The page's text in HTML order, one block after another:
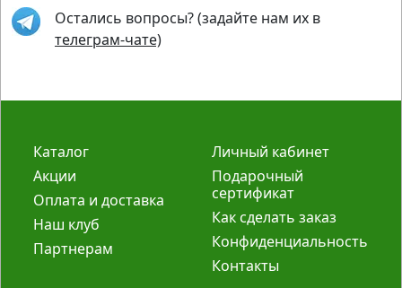
Остались вопросы? (задайте нам их в
телеграм-чате)
Каталог
Акции
Оплата и доставка
Наш клуб
Партнерам
Личный кабинет
Подарочный
сертификат
Как сделать заказ
Конфиденциальность
Контакты